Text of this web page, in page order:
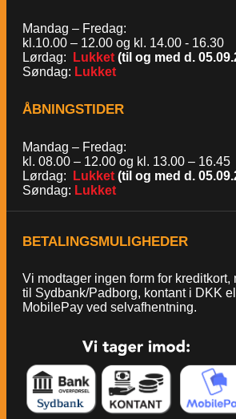
Mandag – Fredag:
kl.10.00 – 12.00 og kl. 14.00 - 16.30
Lørdag:
Lukket (til og med d.
Søndag: Lukket
ÅBNINGSTIDER
Mandag – Fredag:
kl. 08.00 – 12.00 og kl. 13.00 – 16.45
Lørdag:
Lukket (til og med d.
Søndag: Lukket
BETALINGSMULIGHEDER
Vi modtager ingen form for kreditkort,
til Sydbank/Padborg, kontant i DKK
MobilePay ved selvafhentning.